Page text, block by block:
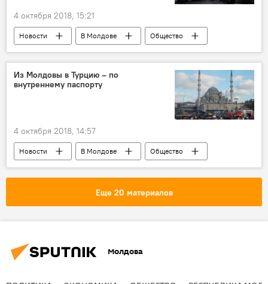
4 октября 2018, 15:21
Новости В Молдове
Общество
Кишинев
деньги
опрос
мэрия
ель
Из Молдовы в Турцию – по
внутреннему паспорту
4 октября 2018, 14:57
Новости В Молдове
Общество
В мире
Общество
Республика Молдова
Турция
паспорт
виза
Еще 20 материалов
Молдова